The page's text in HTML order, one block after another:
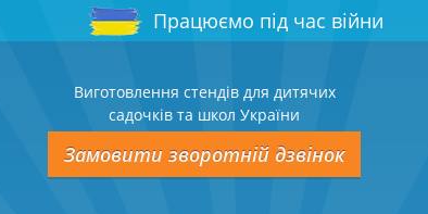
Працюємо під час війни
Виготовлення стендів для дитячих
садочків та школ України
Замовити зворотній дзвінок